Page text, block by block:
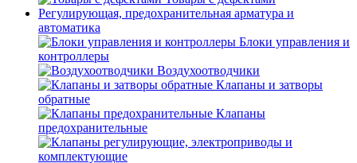
Регулирующая, предохранительная арматура и
автоматика
Блоки управления и
контроллеры
Воздухоотводчики
Клапаны и затворы
обратные
Клапаны
предохранительные